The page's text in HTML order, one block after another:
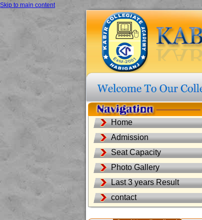
Skip to main content
Home
Admission
Seat Capacity
Photo Gallery
Last 3 years Result
contact